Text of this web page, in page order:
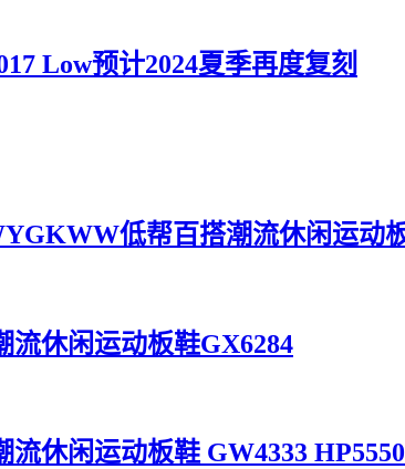
Low预计2024夏季再度复刻
低帮百搭潮流休闲运动
流休闲运动板鞋GX6284
休闲运动板鞋 GW4333 HP5550